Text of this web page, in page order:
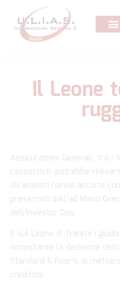
Il Leone
Assicurazioni Generali, tra i
cassettisti, potrebbe
Gli analisti hanno accolto
presentati dall’ad Mario
dell’Investor Day.
E sul Leone di Trieste i
nonostante la decisione
Standard & Poor’s di
creditizio